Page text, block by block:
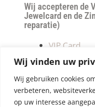
Wij vinden uw
Wij gebruiken cookies
verbeteren,
op uw interesse
Wij accepteren de
Jewelcard en de
reparatie)
VIP Card
Betalen &
Privacy
Algemene